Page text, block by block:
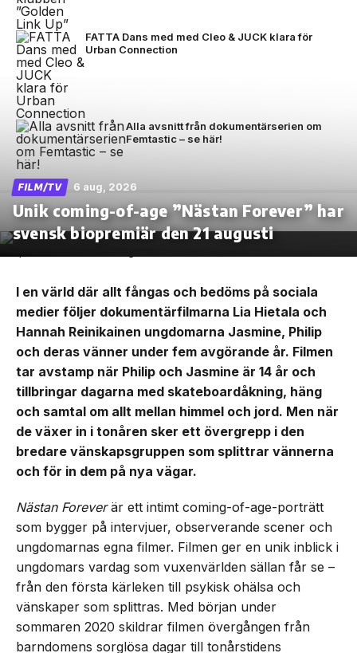
FATTA Dans med med Cleo & JUCK klara för
Urban Connection
Alla avsnitt från dokumentärserien om
Femtastic – se här!
FILM/TV 6 aug, 2026
Unik coming-of-age ”Nästan Forever” har
svensk biopremiär den 21 augusti
I en värld där allt fångas och bedöms på sociala
medier följer dokumentärfilmarna Lia Hietala och
Hannah Reinikainen ungdomarna Jasmine, Philip
och deras vänner under fem avgörande år. Filmen
tar avstamp när Philip och Jasmine är 14 år och
tillbringar dagarna med skateboardåkning, häng
och samtal om allt mellan himmel och jord. Men när
de växer in i tonåren sker ett övergrepp i den
bredare vänskapsgruppen som splittrar vännerna
och för in dem på nya vägar.
Nästan Foreverär ett intimt coming-of-age-porträtt
som bygger på intervjuer, observerande scener och
ungdomarnas egna filmer. Filmen ger en unik inblick i
ungdomars vardag som vuxenvärlden sällan får se –
från den första kärleken till psykisk ohälsa och
vänskaper som splittras. Med början under
sommaren 2020 skildrar filmen övergången från
barndomens sorglösa dagar till tonårstidens